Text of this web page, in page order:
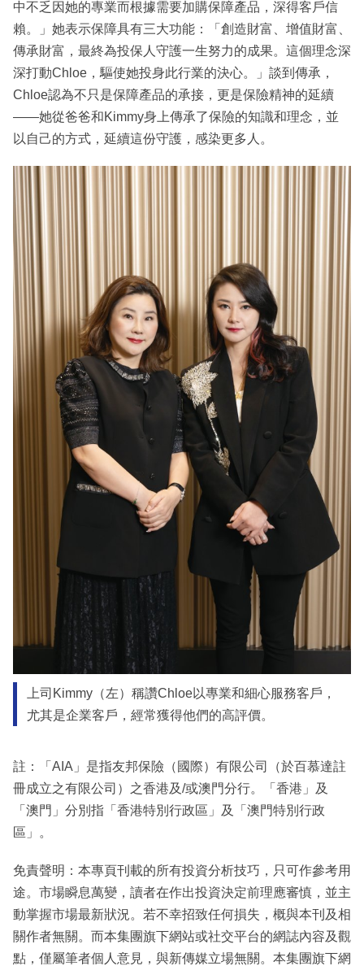
中不乏因她的專業而根據需要加購保障產品，深得客戶信
賴。」她表示保障具有三大功能：「創造財富、增值財富、
傳承財富，最終為投保人守護一生努力的成果。這個理念深
深打動Chloe，驅使她投身此行業的決心。」談到傳承，
Chloe認為不只是保障產品的承接，更是保險精神的延續
——她從爸爸和Kimmy身上傳承了保險的知識和理念，並
以自己的方式，延續這份守護，感染更多人。
上司Kimmy（左）稱讚Chloe以專業和細心服務客戶，
尤其是企業客戶，經常獲得他們的高評價。
註：「AIA」是指友邦保險（國際）有限公司（於百慕達註
冊成立之有限公司）之香港及/或澳門分行。「香港」及
「澳門」分別指「香港特別行政區」及「澳門特別行政
區」。
免責聲明：本專頁刊載的所有投資分析技巧，只可作參考用
途。市場瞬息萬變，讀者在作出投資決定前理應審慎，並主
動掌握市場最新狀況。若不幸招致任何損失，概與本刊及相
關作者無關。而本集團旗下網站或社交平台的網誌內容及觀
點，僅屬筆者個人意見，與新傳媒立場無關。本集團旗下網